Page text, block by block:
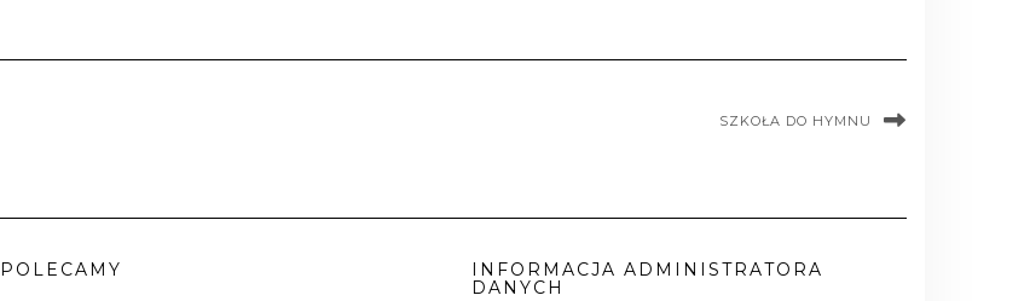
SZKOŁA DO HYMNU
POLECAMY
INFORMACJA ADMINISTRATORA
DANYCH